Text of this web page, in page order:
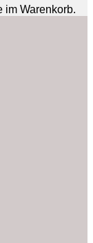
im Warenkorb.